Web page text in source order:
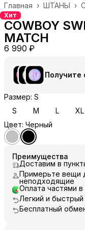
ШТАНЫ ›
Главная ›
Хит
COWBOY
MATCH
6 990 ₽
Получите
Размер: S
S
M L XL
Цвет: Черный
Преимущества
Доставим в
Примерьте вещи
неподходящие
Оплата частями в
Легкий и быстрый
Бесплатный